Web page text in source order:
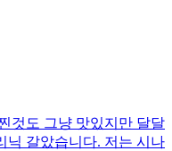
것도 그냥 맛있지만 달달
닉 갈았습니다. 저는 시나